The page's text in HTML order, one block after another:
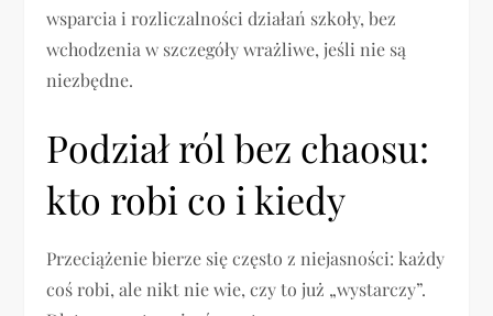
wsparcia i rozliczalności działań szkoły, bez
wchodzenia w szczegóły wrażliwe, jeśli nie są
niezbędne.
Podział ról bez chaosu:
kto robi co i kiedy
Przeciążenie bierze się często z niejasności: każdy
coś robi, ale nikt nie wie, czy to już „wystarczy”.